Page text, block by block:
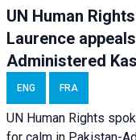
UN Human
Laurence
Administered
ENG FRA
UN Human Rights